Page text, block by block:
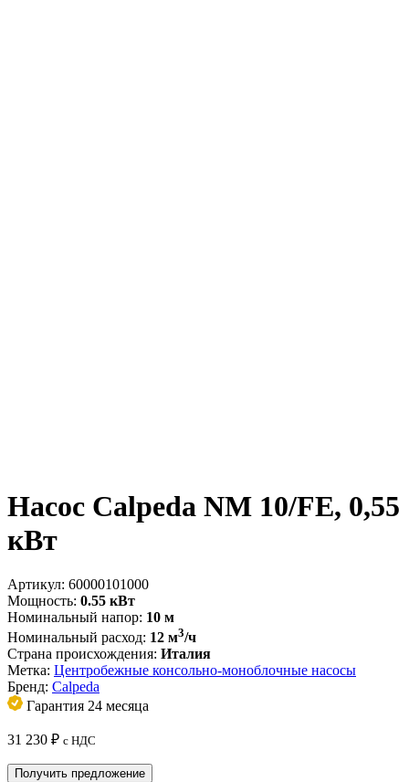
Насос Calpeda NM 10/FE, 0,55
кВт
Артикул: 60000101000
Мощность: 0.55 кВт
Номинальный напор: 10 м
Номинальный расход: 12 м3/ч
Страна происхождения: Италия
Метка: Центробежные консольно-моноблочные насосы
Бренд: Calpeda
Гарантия 24 месяца
31 230 ₽ с НДС
Получить предложение